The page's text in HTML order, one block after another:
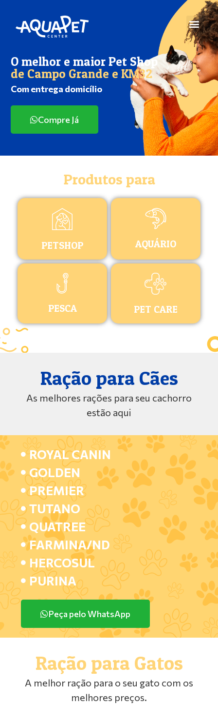
O melhor e maior Pet Shop
de Campo Grande e KM32
Com entrega domicílio
Compre Já
Produtos para
PETSHOP AQUÁRIO
PESCA PET CARE
Ração para Cães
As melhores rações para seu cachorro
estão aqui
ROYAL CANIN
GOLDEN
PREMIER
TUTANO
QUATREE
FARMINA/ND
HERCOSUL
PURINA
Peça pelo WhatsApp
Ração para Gatos
A melhor ração para o seu gato com os
melhores preços.